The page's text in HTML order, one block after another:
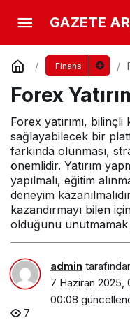
GAZETE
Finans
Forex
Forex yatırımı,
sağlayabilecek bir
farkında olunması,
önemlidir. Yatırım
yapılmalı, eğitim
deneyim
kazandırmayı bilen
olduğunu unutmamak
admin
7 Haziran 2025,
00:08
7
Yatırım
Planlama
Yorum Yap